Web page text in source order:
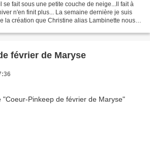
se fait sous une petite couche de neige...ll fait à
n'en finit plus... La semaine dernière je suis
la création que Christine alias Lambinette nous a
février de Maryse